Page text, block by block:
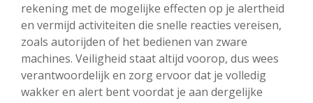
rekening met de mogelijke effecten op je alertheid
en vermijd activiteiten die snelle reacties vereisen,
zoals autorijden of het bedienen van zware
machines. Veiligheid staat altijd voorop, dus wees
verantwoordelijk en zorg ervoor dat je volledig
wakker en alert bent voordat je aan dergelijke